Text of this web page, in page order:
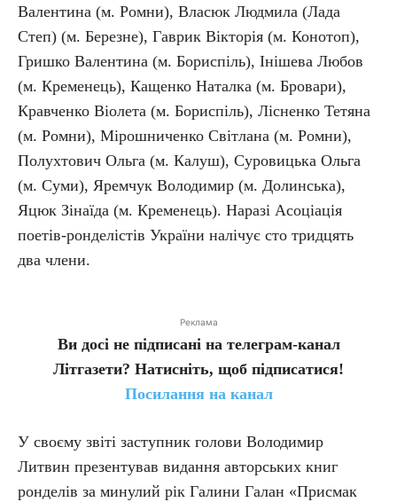
Валентина (м. Ромни), Власюк Людмила (Лада
Степ) (м. Березне), Гаврик Вікторія (м. Конотоп),
Гришко Валентина (м. Бориспіль), Інішева Любов
(м. Кременець), Кащенко Наталка (м. Бровари),
Кравченко Віолета (м. Бориспіль), Лісненко Тетяна
(м. Ромни), Мірошниченко Світлана (м. Ромни),
Полухтович Ольга (м. Калуш), Суровицька Ольга
(м. Суми), Яремчук Володимир (м. Долинська),
Яцюк Зінаїда (м. Кременець). Наразі Асоціація
поетів-ронделістів України налічує сто тридцять
два члени.
Реклама
Ви досі не підписані на телеграм-канал
Літгазети? Натисніть, щоб підписатися!
Посилання на канал
У своєму звіті заступник голови Володимир
Литвин презентував видання авторських книг
ронделів за минулий рік Галини Галан «Присмак